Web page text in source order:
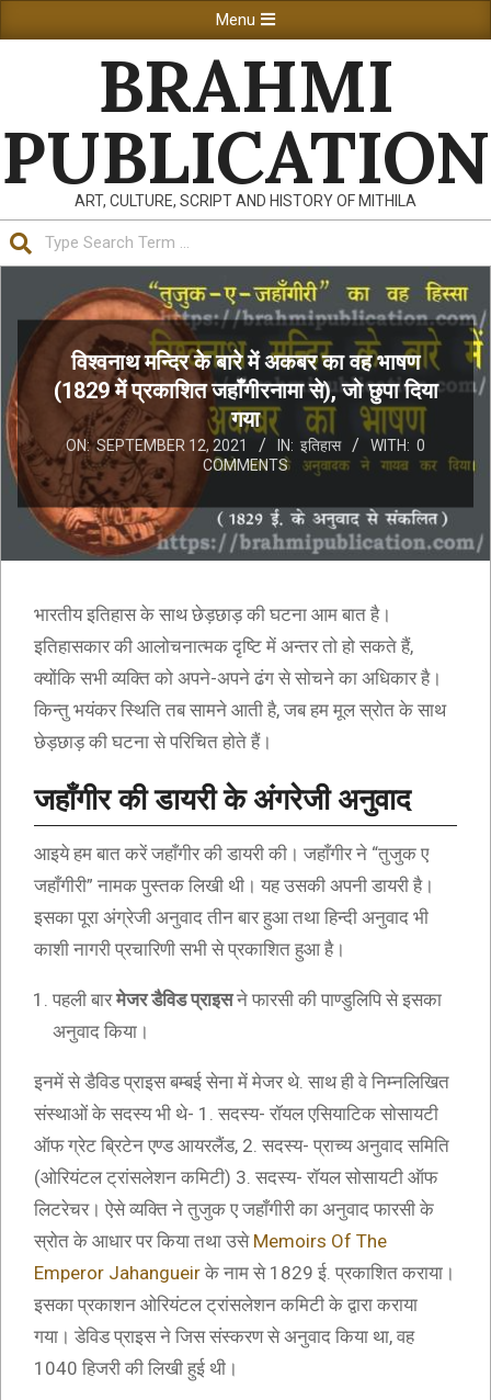
to
Navigation
Menu
BRAHMI
PUBLICATION
ART, CULTURE, SCRIPT AND HISTORY OF MITHILA
विश्वनाथ मन्दिर के बारे में अकबर का वह भाषण
(1829 में प्रकाशित जहाँगीरनामा से), जो छुपा दिया
गया
ON: SEPTEMBER 12, 2021 IN: इतिहास WITH: 0
COMMENTS
भारतीय इतिहास के साथ छेड़छाड़ की घटना आम बात है।
इतिहासकार की आलोचनात्मक दृष्टि में अन्तर तो हो सकते हैं,
क्योंकि सभी व्यक्ति को अपने-अपने ढंग से सोचने का अधिकार है।
किन्तु भयंकर स्थिति तब सामने आती है, जब हम मूल स्रोत के साथ
छेड़छाड़ की घटना से परिचित होते हैं।
जहाँगीर की डायरी के अंगरेजी अनुवाद
आइये हम बात करें जहाँगीर की डायरी की। जहाँगीर ने “तुजुक ए
जहाँगीरी” नामक पुस्तक लिखी थी। यह उसकी अपनी डायरी है।
इसका पूरा अंग्रेजी अनुवाद तीन बार हुआ तथा हिन्दी अनुवाद भी
काशी नागरी प्रचारिणी सभी से प्रकाशित हुआ है।
पहली बारमेजर डैविड प्राइसने फारसी की पाण्डुलिपि से इसका
अनुवाद किया।
इनमें से डैविड प्राइस बम्बई सेना में मेजर थे. साथ ही वे निम्नलिखित
संस्थाओं के सदस्य भी थे- 1. सदस्य- रॉयल एसियाटिक सोसायटी
ऑफ ग्रेट ब्रिटेन एण्ड आयरलैंड, 2. सदस्य- प्राच्य अनुवाद समिति
(ओरियंटल ट्रांसलेशन कमिटी) 3. सदस्य- रॉयल सोसायटी ऑफ
लिटरेचर। ऐसे व्यक्ति ने तुजुक ए जहाँगीरी का अनुवाद फारसी के
स्रोत के आधार पर किया तथा उसे Memoirs Of The
Emperor Jahangueir के नाम से 1829 ई. प्रकाशित कराया।
इसका प्रकाशन ओरियंटल ट्रांसलेशन कमिटी के द्वारा कराया
गया। डेविड प्राइस ने जिस संस्करण से अनुवाद किया था, वह
1040 हिजरी की लिखी हुई थी।